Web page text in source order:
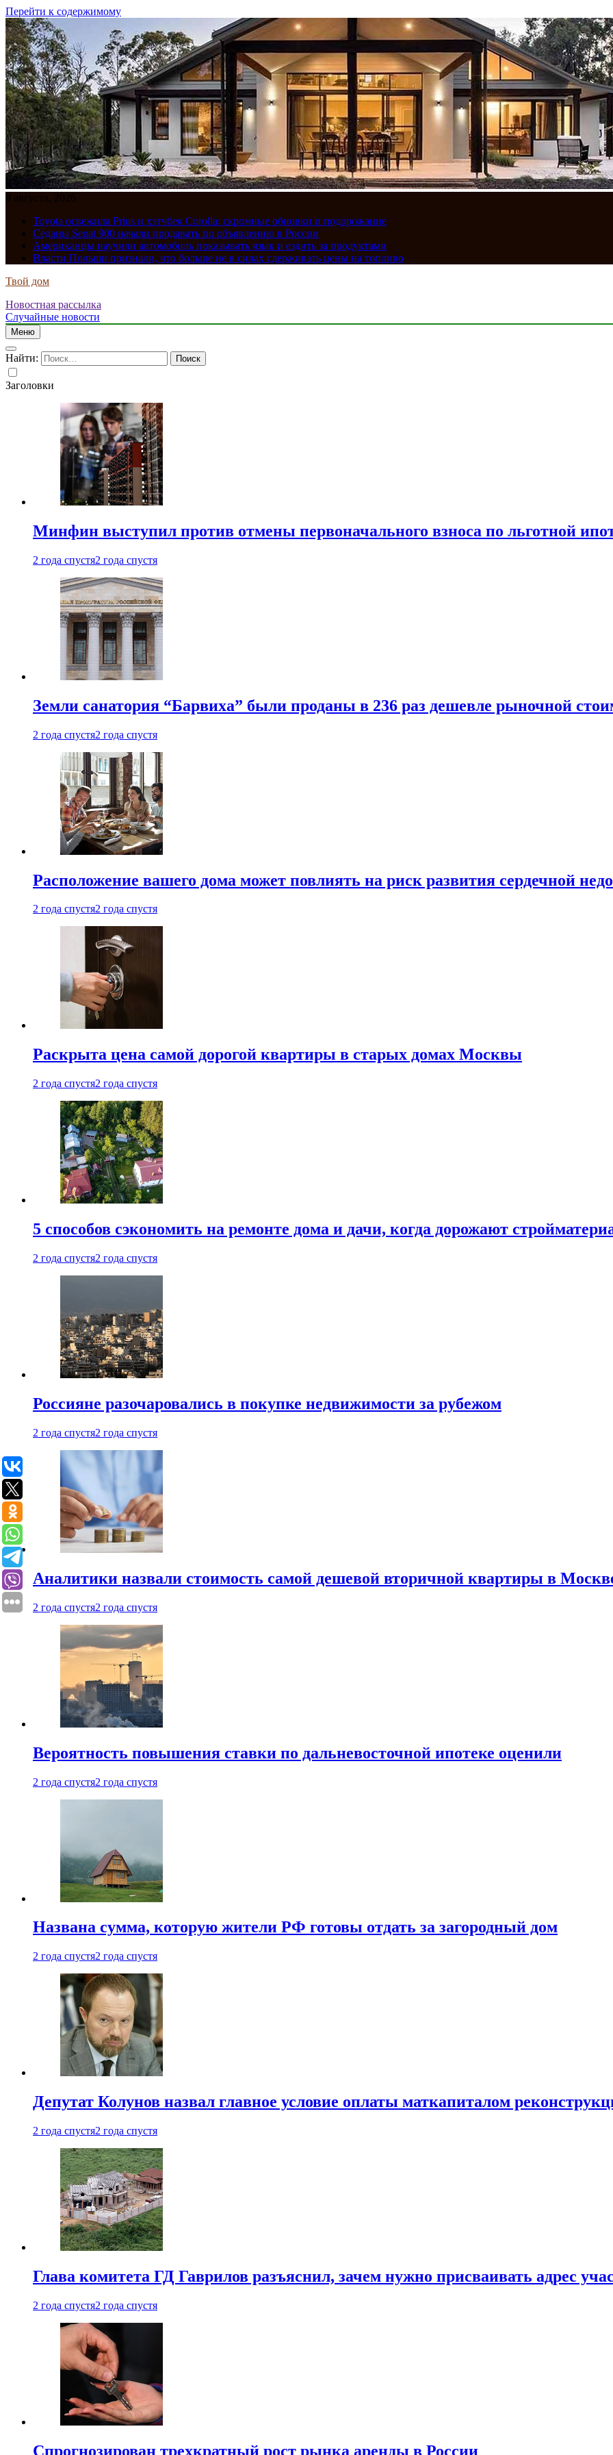
Перейти к содержимому
8 августа, 2026
Toyota освежила Prius и хэтчбек Corolla: скромные обновки и подорожание
Седаны Senat 900 начали продавать по объявлению в России
Американцы научили автомобиль показывать язык и ездить за продуктами
Власти Польши признали, что больше не в силах сдерживать цены на топливо
Твой дом
Новостная рассылка
Случайные новости
Меню
Найти:
Заголовки
Минфин выступил против отмены первоначального взноса по льготной
2 года спустя2 года спустя
Земли санатория “Барвиха” были проданы в 236 раз дешевле рыночной
2 года спустя2 года спустя
Расположение вашего дома может повлиять на риск развития сердечной
2 года спустя2 года спустя
Раскрыта цена самой дорогой квартиры в старых домах Москвы
2 года спустя2 года спустя
5 способов сэкономить на ремонте дома и дачи, когда дорожают
2 года спустя2 года спустя
Россияне разочаровались в покупке недвижимости за рубежом
2 года спустя2 года спустя
Аналитики назвали стоимость самой дешевой вторичной квартиры в
2 года спустя2 года спустя
Вероятность повышения ставки по дальневосточной ипотеке оценили
2 года спустя2 года спустя
Названа сумма, которую жители РФ готовы отдать за загородный дом
2 года спустя2 года спустя
Депутат Колунов назвал главное условие оплаты маткапиталом
2 года спустя2 года спустя
Глава комитета ГД Гаврилов разъяснил, зачем нужно присваивать адрес
2 года спустя2 года спустя
Спрогнозирован трехкратный рост рынка аренды в России